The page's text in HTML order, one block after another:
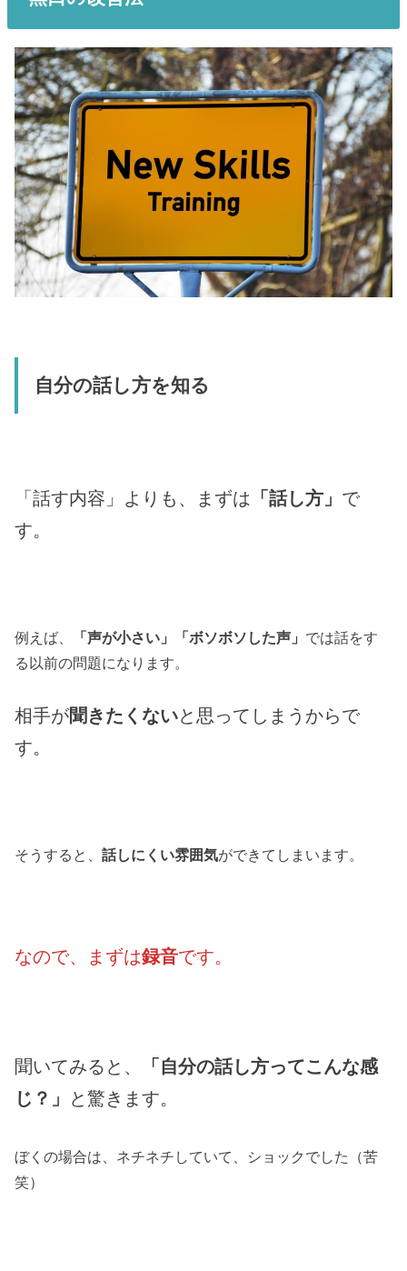
自分の話し方を知る
「話す内容」よりも、まずは 「話し方」 で
す。
例えば、 「声が小さい」「ボソボソした声」 では話をす
る以前の問題になります。
相手が聞きたくないと思ってしまうからで
す。
そうすると、話しにくい雰囲気ができてしまいます。
なので、まずは録音です。
聞いてみると、
「自分の話し方ってこんな感
じ？」
と驚きます。
ぼくの場合は、ネチネチしていて、ショックでした（苦
笑）